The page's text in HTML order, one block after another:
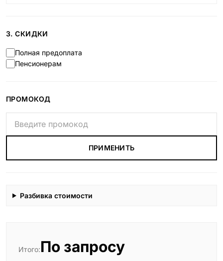
3. СКИДКИ
Полная предоплата
Пенсионерам
ПРОМОКОД
ПРИМЕНИТЬ
Разбивка стоимости
Итого:По запросу